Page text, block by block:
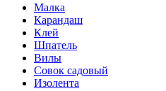
Малка
Карандаш
Клей
Шпатель
Вилы
Совок садовый
Изолента